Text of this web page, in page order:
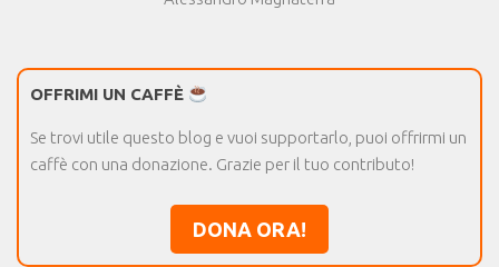
OFFRIMI UN CAFFÈ
Se trovi utile questo blog e vuoi supportarlo, puoi offrirmi un
caffè con una donazione. Grazie per il tuo contributo!
DONA ORA!